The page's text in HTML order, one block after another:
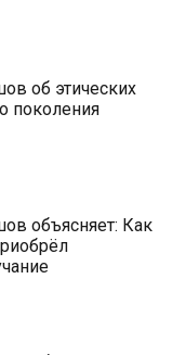
об этических
поколения
объясняет: Как